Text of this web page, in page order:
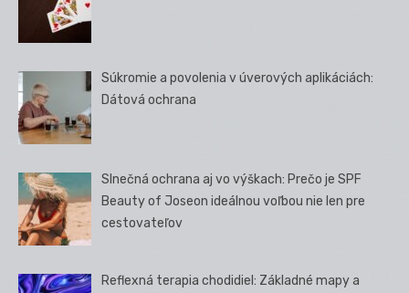
Súkromie a povolenia v úverových aplikáciách:
Dátová ochrana
Slnečná ochrana aj vo výškach: Prečo je SPF
Beauty of Joseon ideálnou voľbou nie len pre
cestovateľov
Reflexná terapia chodidiel: Základné mapy a